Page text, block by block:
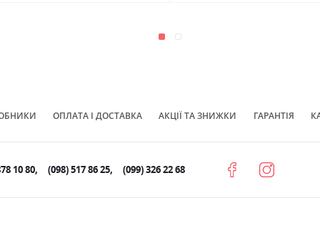
ОПЛАТА І ДОСТАВКА АКЦІЇ ТА ЗНИЖКИ ГАРАНТІЯ
10 80 (098) 517 86 25 (099) 326 22 68